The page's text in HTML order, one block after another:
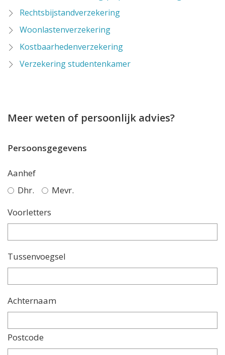
Rechtsbijstandverzekering
Woonlastenverzekering
Kostbaarhedenverzekering
Verzekering studentenkamer
Meer weten of persoonlijk advies?
Persoonsgegevens
Aanhef
Dhr.
Mevr.
Voorletters
Tussenvoegsel
Achternaam
Postcode